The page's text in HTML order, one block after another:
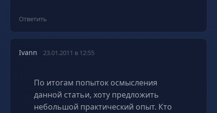
Ответить
Ivann 23.01.2011 в 12:55
По итогам попыток осмысления
данной статьи, хоту предложить
небольшой практический опыт. Кто